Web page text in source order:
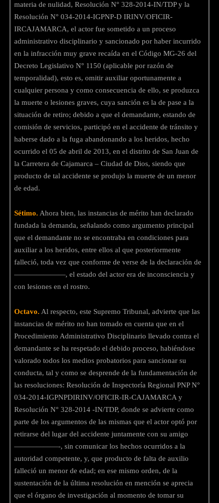
materia de nulidad, Resolución N° 328-2014-IN/TDP y la
Resolución N° 034-2014-IGPNP-D IRINV/OFICIR-
IRCAJAMARCA, el actor fue sometido a un proceso
administrativo disciplinario y sancionado por haber incurrido
en la infracción muy grave recaída en el Código MG-26 del
Decreto Legislativo N° 1150 (aplicable por razón de
temporalidad), esto es, omitir auxiliar oportunamente a
cualquier persona y como consecuencia de ello, se produzca
la muerte o lesiones graves, cuya sanción es la de pase a la
situación de retiro; debido a que el demandante, estando de
comisión de servicios, participó en el accidente de tránsito y
haberse dado a la fuga abandonando a los heridos, hecho
ocurrido el 05 de abril de 2013, en el distrito de San Juan de
la Carretera de Cajamarca – Ciudad de Dios, siendo que
producto de tal accidente se produjo la muerte de un menor
de edad.
Sétimo. Ahora bien, las instancias de mérito han declarado
fundada la demanda, señalando como argumento principal
que el demandante no se encontraba en condiciones para
auxiliar a los heridos, entre ellos al que posteriormente
falleció, toda vez que conforme de verse de la declaración de
———————, el estado del actor era de inconsciencia y
con lesiones en el rostro.
Octavo. Al respecto, este Supremo Tribunal, advierte que las
instancias de mérito no han tomado en cuenta que en el
Procedimiento Administrativo Disciplinario llevado contra el
demandante se ha respetado el debido proceso, habiéndose
valorado todos los medios probatorios para sancionar su
conducta, tal y como se desprende de la fundamentación de
las resoluciones: Resolución de Inspectoría Regional PNP N°
034-2014-IGPNPDIRINV/OFICIR-IR-CAJAMARCA y
Resolución N° 328-2014 -IN/TDP, donde se advierte como
parte de los argumentos de las mismas que el actor optó por
retirarse del lugar del accidente juntamente con su amigo
——————-, sin comunicar los hechos ocurridos a la
autoridad competente, y, que producto de falta de auxilio
falleció un menor de edad; en ese mismo orden, de la
sustentación de la última resolución en mención se aprecia
que el órgano de investigación al momento de tomar su